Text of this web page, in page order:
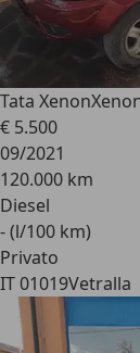
Tata Xenon
€ 5.500
09/2021
120.000 km
Diesel
- (l/100 km)
Privato
IT 01019Vetralla